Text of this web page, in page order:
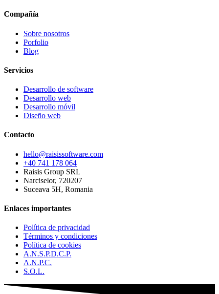
Compañía
Sobre nosotros
Porfolio
Blog
Servicios
Desarrollo de software
Desarrollo web
Desarrollo móvil
Diseño web
Contacto
hello@raisissoftware.com
+40 741 178 064
Raisis Group SRL
Narciselor, 720207
Suceava 5H, Romania
Enlaces importantes
Política de privacidad
Términos y condiciones
Política de cookies
A.N.S.P.D.C.P.
A.N.P.C.
S.O.L.